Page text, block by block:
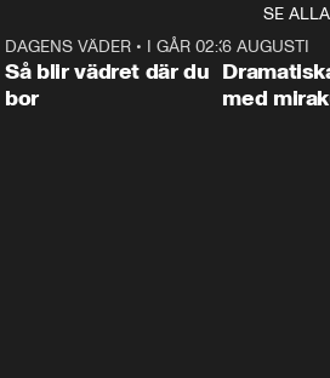
SE ALLA
1:06
DAGENS VÄDER • I GÅR 02:30
Så blir vädret där du
bor
6 AUGUSTI
med